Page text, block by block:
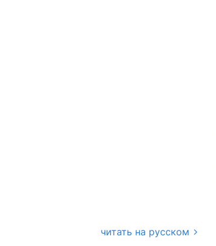
читать на русском